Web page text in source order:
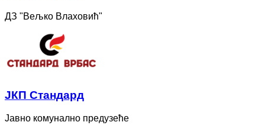
ДЗ "Вељко Влаховић"
ЈКП Стандард
Јавно комунално предузеће